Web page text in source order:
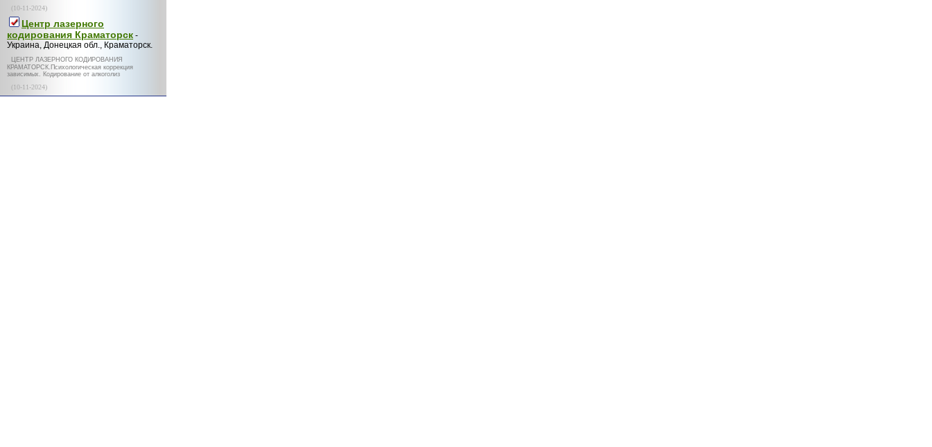
(10-11-2024)
Центр лазерного
кодирования Краматорск -
Украина, Донецкая обл., Краматорск.
ЦЕНТР ЛАЗЕРНОГО КОДИРОВАНИЯ
КРАМАТОРСК.Психологическая коррекция
зависимых. Кодирование от алкоголиз
(10-11-2024)